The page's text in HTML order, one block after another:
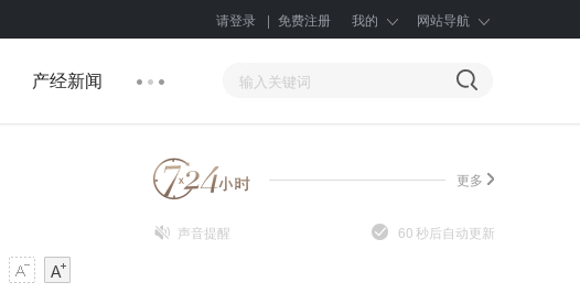
请登录 | 免费注册 我的 网站导航
产经新闻
更多
声音提醒 60秒后自动更新